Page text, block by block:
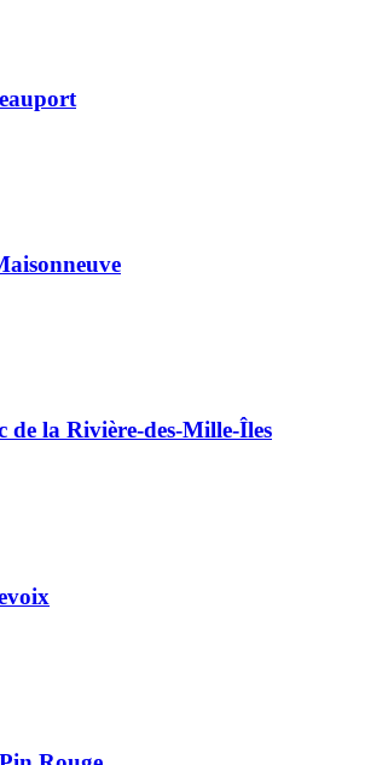
de la Rivière-des-Mille-Îles